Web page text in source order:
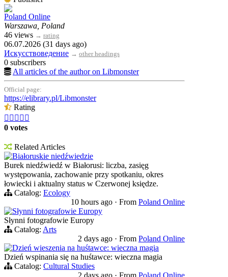
Poland Online
Warszawa, Poland
46 views → rating
06.07.2026 (31 days ago)
Искусствоведение → other headings
0 subscribers
All articles of the author on Libmonster
Official page:
https://elibrary.pl/Libmonster
Rating
    
0 votes
Related Articles
Białoruskie niedźwiedzie
Burek niedźwiedź w Białorusi: liczba, zasięg
występowania, zachowanie przy spotkaniu, okres
łowiecki i aktualny status w Czerwonej księdze.
Catalog: Ecology
10 hours ago · From Poland Online
Słynni fotografowie Europy
Słynni fotografowie Europy
Catalog: Arts
2 days ago · From Poland Online
Dzień wieszenia na huśtawce: wieczna magia
Dzień wspinania się na huśtawce: wieczna magia
Catalog: Cultural Studies